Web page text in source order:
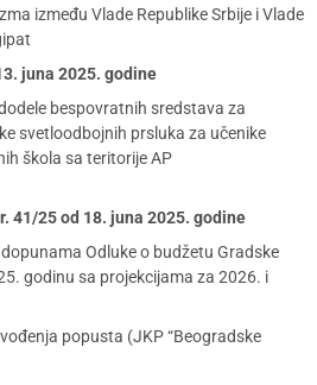
između Vlade Republike Srbije i Vlade
juna 2025. godine
bespovratnih sredstava za
svetloodbojnih prsluka za učenike
škola sa teritorije AP
41/25 od 18. juna 2025. godine
Odluke o budžetu Gradske
godinu sa projekcijama za 2026. i
popusta (JKP “Beogradske